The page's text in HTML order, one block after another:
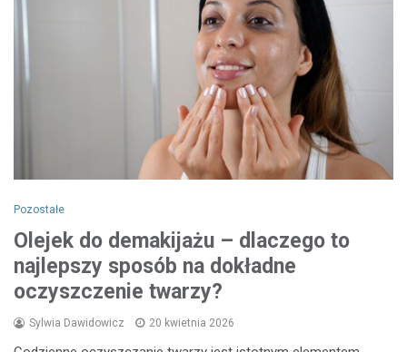
Pozostałe
Olejek do demakijażu – dlaczego to
najlepszy sposób na dokładne
oczyszczenie twarzy?
Sylwia Dawidowicz 20 kwietnia 2026